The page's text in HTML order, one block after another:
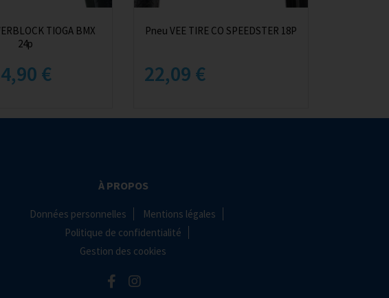
TIOGA BMX
24p
€
Pneu VEE TIRE CO SPEEDSTER 18P
22,09 €
À PROPOS
Données personnelles
Mentions légales
Politique de confidentialité
Gestion des cookies